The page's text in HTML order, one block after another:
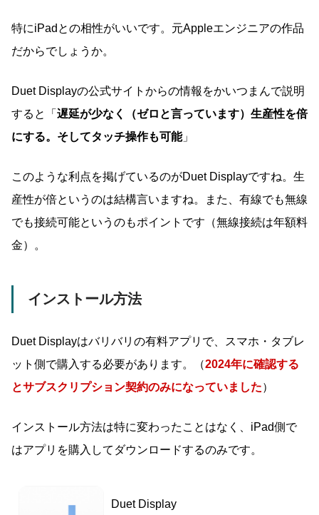
特にiPadとの相性がいいです。元Appleエンジニアの作品
だからでしょうか。
Duet Displayの公式サイトからの情報をかいつまんで説明
すると「 遅延が少なく（ゼロと言っています）生産性を倍
にする。そしてタッチ操作も可能」
このような利点を掲げているのがDuet Displayですね。生
産性が倍というのは結構言いますね。また、有線でも無線
でも接続可能というのもポイントです（無線接続は年額料
金）。
インストール方法
Duet Displayはバリバリの有料アプリで、スマホ・タブレ
ット側で購入する必要があります。（2024年に確認する
とサブスクリプション契約のみになっていました）
インストール方法は特に変わったことはなく、iPad側で
はアプリを購入してダウンロードするのみです。
Duet Display